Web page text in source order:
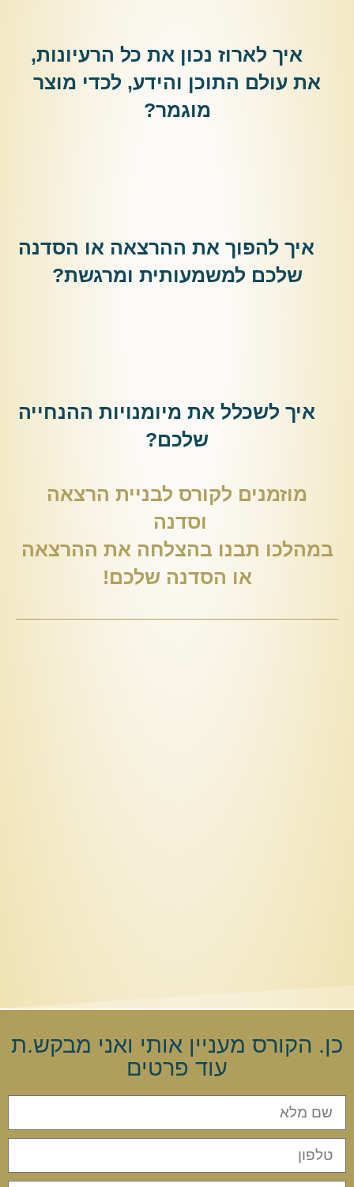
איך לארוז נכון את כל הרעיונות,
את עולם התוכן והידע, לכדי מוצר
מוגמר?
איך להפוך את ההרצאה או הסדנה
שלכם למשמעותית ומרגשת?
איך לשכלל את מיומנויות ההנחייה
שלכם?
מוזמנים לקורס לבניית הרצאה
וסדנה
במהלכו תבנו בהצלחה את ההרצאה
או הסדנה שלכם!
כן. הקורס מעניין אותי ואני מבקש.ת
עוד פרטים